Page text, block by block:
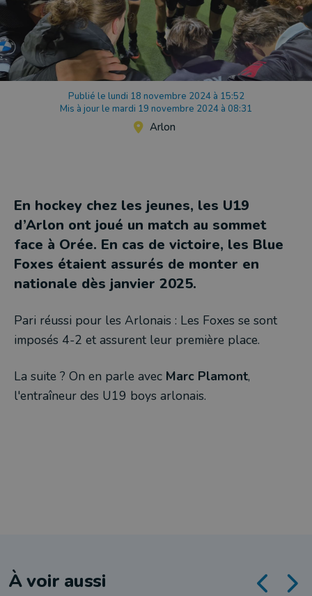
Publié le lundi 18 novembre 2024 à 15:52
Mis à jour le mardi 19 novembre 2024 à 08:31
Arlon
En hockey chez les jeunes, les U19
d’Arlon ont joué un match au sommet
face à Orée. En cas de victoire, les Blue
Foxes étaient assurés de monter en
nationale dès janvier 2025.
Pari réussi pour les Arlonais : Les Foxes se sont
imposés 4-2 et assurent leur première place.
La suite ? On en parle avec Marc Plamont,
l'entraîneur des U19 boys arlonais.
À voir aussi